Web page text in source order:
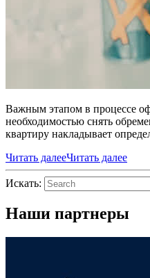
Важным этапом в процессе
необходимостью снять
квартиру накладывает
Читать далееЧитать далее
Искать:
Наши партнеры